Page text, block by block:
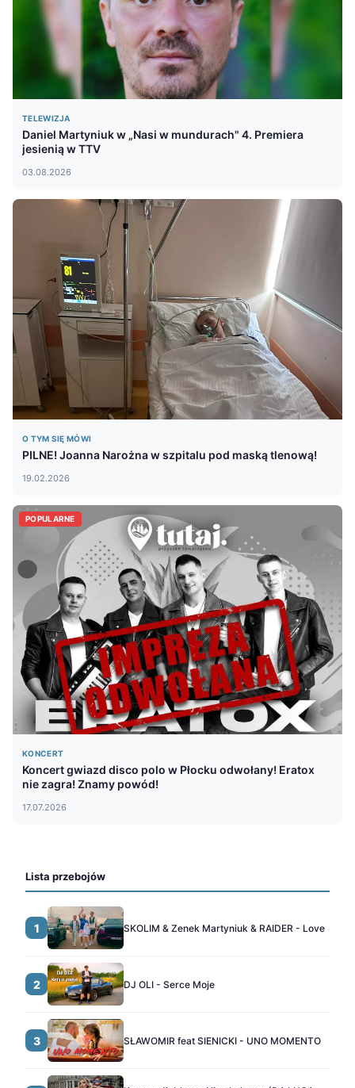
TELEWIZJA
Daniel Martyniuk w „Nasi w mundurach" 4. Premiera
jesienią w TTV
03.08.2026
O TYM SIĘ MÓWI
PILNE! Joanna Narożna w szpitalu pod maską tlenową!
19.02.2026
POPULARNE
KONCERT
Koncert gwiazd disco polo w Płocku odwołany! Eratox
nie zagra! Znamy powód!
17.07.2026
Lista przebojów
1 SKOLIM & Zenek Martyniuk & RAIDER - Love
2 DJ OLI - Serce Moje
3 SŁAWOMIR feat SIENICKI - UNO MOMENTO